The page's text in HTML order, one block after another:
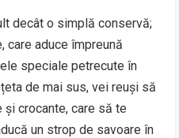
decât o simplă conservă;
care aduce împreună
speciale petrecute în
de mai sus, vei reuși să
crocante, care să te
un strop de savoare în